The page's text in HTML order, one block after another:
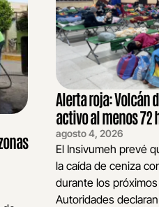
Alerta roja: Volcán
activo al menos 72
agosto 4, 2026
El Insivumeh prevé
la caída de ceniza
durante los
Autoridades